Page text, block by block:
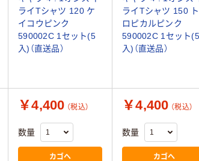
ライTシャツ 120 ケ
イコウピンク
590002C 1セット(5
入)（直送品）
ライTシャツ 150 ト
ロピカルピンク
590002C 1セット(5
入)（直送品）
￥4,400 （税込）
数量
カゴへ
￥4,400 （税込）
数量
カゴへ